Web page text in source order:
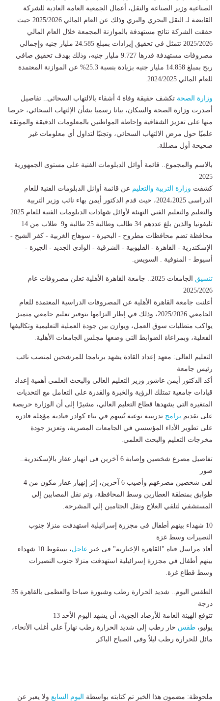
الصناعية وزير الصناعة والنقل، أعمال الجمعية العامة العادية للشركة
القابضة لـ النقل البحري والبري وذلك عن العام المالي 2025/2026 حيث
حققت الشركة نتائج مستهدفة بالموازنة المجمعة خلال العام المالي
2025/2026 تتمثل في تحقيق إيرادات بمبلغ 24.585 مليار جنيه وإجمالي
مصروفات مستهدفة قدرها 9.727 مليار جنيه، وذلك بهدف تحقيق صافي
ربح بمبلغ 14.858 مليار جنيه بزيادة بنسبة 25.3% عن الموازنة المعتمدة
للعام المالي 2024/2025.
وزارة الصحة تكشف حقيقة وفاة 4 أشقاء بالالتهاب السحائى.. تفاصيل
أصدرت وزارة الصحة والسكان، بيانا رسميا بشأن الإلتهاب السحائي، حرصا
منها على تعزيز الشفافية وإحاطة المواطنين بالمعلومات الدقيقة والموثقة
علميًا حول مرض الالتهاب السحائي، وتجنبًا لتداول أي معلومات غير
صحيحة أول مضللة.
بالاسم والمجموع.. قائمة أوائل الدبلومات الفنية على مستوى الجمهورية
2025
كشفت وزارة التربية والتعليم عن قائمة أوائل الدبلومات الفنية للعام
الدراسى 2024،2025، حيث قدم الدكتور أيمن بهاء نائب وزير التربية
والتعليم والتعليم الفني التهنئة لأوائل شهادات الدبلومات الفنية للعام 2025
تليفونيا والذين بلغ عددهم 34 طالب وطالبة 25 طالبة و9 طلاب من 14
محافظة تضم محافظات مطروح - البحيرة - سوهاج الغربية - كفر الشيخ -
الإسكندرية - القاهرة - القليوبية - الشرقية - الوادي الجديد - الجيزة -
أسيوط - المنوفية . السويس.
تنسيق
الجامعات 2025.. جامعة القاهرة الأهلية تعلن مصروفات عام
2025/2026
أعلنت جامعة القاهرة الأهلية عن المصروفات الدراسية المعتمدة للعام
الجامعي 2025/2026، وذلك في إطار التزامها بتوفير تعليم جامعي متميز
يواكب متطلبات سوق العمل، ويوازن بين جودة العملية التعليمية وتكاليفها
الفعلية، وبمراعاة الضوابط التي وضعها مجلس الجامعات الأهلية.
التعليم العالى: معهد إعداد القادة يشهد برنامجا للمرشحين لمنصب نائب
رئيس جامعة
أكد الدكتور أيمن عاشور وزير التعليم العالي والبحث العلمي أهمية إعداد
قيادات جامعية تمتلك الرؤية والخبرة والقدرة على التعامل مع التحديات
المتغيرة التي يشهدها قطاع التعليم العالي، مشيرًا إلى أن الوزارة حريصة
على تقديم برامج تدريبية نوعية تُسهم في بناء كوادر قيادية مؤهلة قادرة
على تطوير الأداء المؤسسي في الجامعات المصرية، وتعزيز جودة
مخرجات التعليم والبحث العلمي.
تفاصيل مصرع شخصين وإصابة 6 آخرين فى انهيار عقار بالإسكندرية..
صور
لقي شخصين مصرعهم وأصيب 6 آخرين، إثر إنهيار عقار مكون من 4
طوابق بمنطقة العطارين وسط المحافظة، وتم نقل المصابين إلي
المستشفي لتلقي العلاج ونقل الجثامين إلي المشرحة.
10 شهداء بينهم أطفال فى مجزرة إسرائيلية استهدفت منزلا جنوب
النصيرات وسط غزة
أفاد مراسل قناة "القاهرة الإخبارية" فى خبر عاجل
، بسقوط 10 شهداء
بينهم أطفال في مجزرة إسرائيلية استهدفت منزلا جنوب النصيرات
وسط قطاع غزة.
الطقس اليوم.. شديد الحرارة رطب وشبورة صباحا والعظمى بالقاهرة 35
درجة
تتوقع الهيئة العامة للأرصاد الجوية، أن يشهد اليوم الأحد 13
يوليو، طقس حار رطب إلى شديد الحرارة رطب نهاراً على أغلب الأنحاء،
مائل للحرارة رطب ليلاً وفى الصباح الباكر
ملحوظة: مضمون هذا الخبر تم كتابته بواسطة اليوم السابع ولا يعبر عن